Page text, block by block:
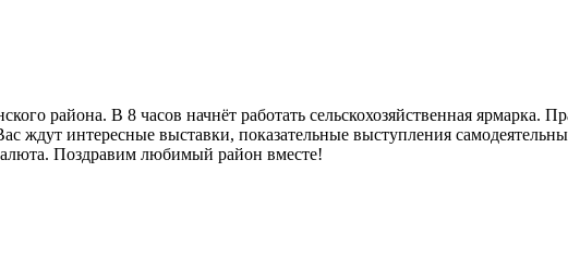
района. В 8 часов начнёт работать сельскохозяйственная ярмарка.
ждут интересные выставки, показательные выступления
Поздравим любимый район вместе!